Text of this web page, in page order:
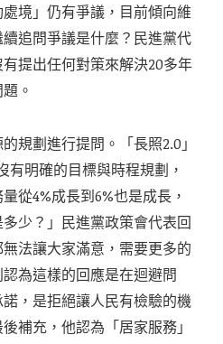
境」仍有爭議，目前傾向維
追問爭議是什麼？民進黨代
提出任何對策來解決20多年
。
規劃進行提問。「長照2.0」
有明確的目標與時程規劃，
從4%成長到6%也是成長，
少？」民進黨政策會代表回
法讓大家滿意，需要更多的
為這樣的回應是在迴避問
，是拒絕讓人民有檢驗的機
補充，他認為「居家服務」